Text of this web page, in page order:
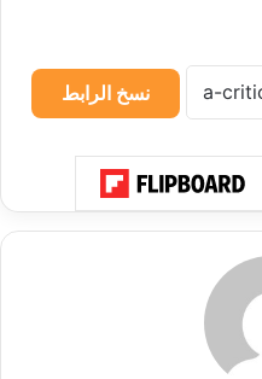
نسخ الرابط